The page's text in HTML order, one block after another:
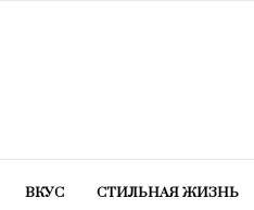
ВКУС СТИЛЬНАЯ ЖИЗНЬ